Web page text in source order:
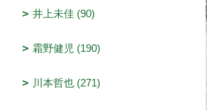
井上未佳 (90)
霜野健児 (190)
川本哲也 (271)